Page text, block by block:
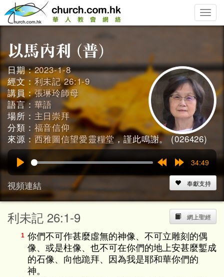
Toggle
日期：2023-1-8
經文：利未記 26:1-9
講員：張琳玲師母
語言： 華語
場所： 主日崇拜
分類： 福音信仰
來源： 西雅圖信望愛靈糧堂，謹此鳴謝。 (026426)
15s
34:49
視頻連結 奉獻支持
網上聖經
利未記 26:1-9
1 你們不可作甚麼虛無的神像、不可立雕刻的偶
像、或是柱像、也不可在你們的地上安甚麼鏨成
的石像、向他跪拜、因為我是耶和華你們的
神。